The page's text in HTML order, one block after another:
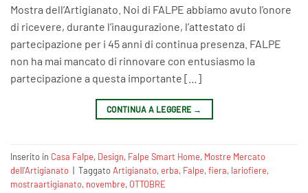
Mostra dell’Artigianato. Noi di FALPE abbiamo avuto l’onore
di ricevere, durante l’inaugurazione, l’attestato di
partecipazione per i 45 anni di continua presenza. FALPE
non ha mai mancato di rinnovare con entusiasmo la
partecipazione a questa importante […]
CONTINUA A LEGGERE →
Inserito in Casa Falpe, Design, Falpe Smart Home, Mostre Mercato
dell'Artigianato | TaggatoArtigianato,erba, Falpe,fiera, lariofiere‬,
mostraartigianato, novembre, OTTOBRE